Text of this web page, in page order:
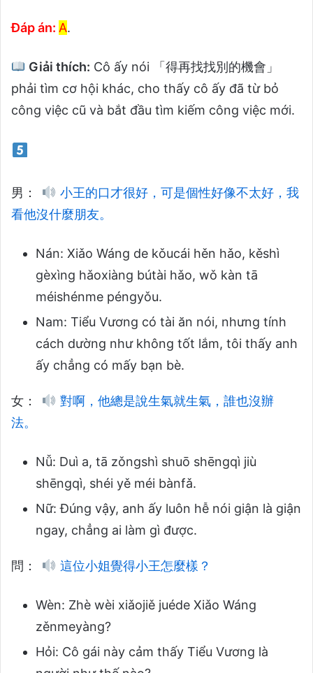
Đáp án: A.
Giải thích: Cô ấy nói 「得再找找別的機會」
phải tìm cơ hội khác, cho thấy cô ấy đã từ bỏ
công việc cũ và bắt đầu tìm kiếm công việc mới.
男：
小王的口才很好，可是個性好像不太好，我
看他沒什麼朋友。
Nán: Xiǎo Wáng de kǒucái hěn hǎo, kěshì
gèxìng hǎoxiàng bútài hǎo, wǒ kàn tā
méishénme péngyǒu.
Nam: Tiểu Vương có tài ăn nói, nhưng tính
cách dường như không tốt lắm, tôi thấy anh
ấy chẳng có mấy bạn bè.
女：
對啊，他總是說生氣就生氣，誰也沒辦
法。
Nǚ: Duì a, tā zǒngshì shuō shēngqì jiù
shēngqì, shéi yě méi bànfǎ.
Nữ: Đúng vậy, anh ấy luôn hễ nói giận là giận
ngay, chẳng ai làm gì được.
問： 這位小姐覺得小王怎麼樣？
Wèn: Zhè wèi xiǎojiě juéde Xiǎo Wáng
zěnmeyàng?
Hỏi: Cô gái này cảm thấy Tiểu Vương là